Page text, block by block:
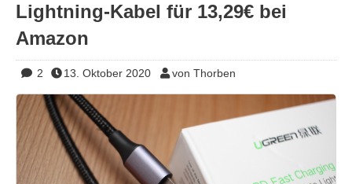
Lightning-Kabel für 13,29€ bei
Amazon
2 13. Oktober 2020 von Thorben